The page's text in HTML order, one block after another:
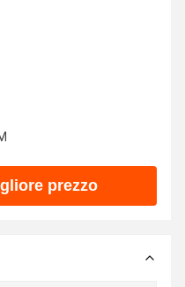
prezzo